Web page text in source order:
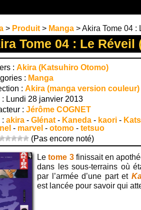
> Produit > Manga > Akira Tome 04
Tome 04 : Le
: Akira (Katsuhiro Otomo)
: Manga
: Akira (manga version couleur)
: Lundi 28 janvier 2013
: Jérôme COGNET
: akira - Glénat - Kaneda - kaori -
- marvel - otomo - tetsuo
(Pas encore noté)
Letome 3 finissait en
dans les sous-terrains où
par l’armée d’une part et
est lancée pour savoir qui